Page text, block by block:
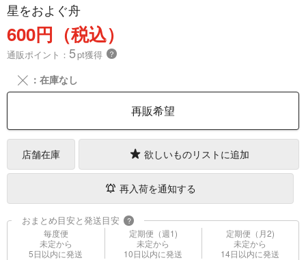
星をおよぐ舟
600円（税込）
通販ポイント： 5pt獲得 ？
╳ ：在庫なし
再販希望
店舗在庫 欲しいものリストに追加
再入荷を通知する
おまとめ目安と発送目安 ?
毎度便
未定から
5日以内に発送
定期便（週1)
未定から
10日以内に発送
定期便（月2)
未定から
14日以内に発送